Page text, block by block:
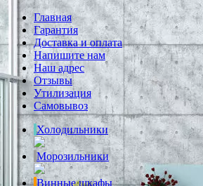
Главная
Гарантия
Доставка и оплата
Напишите нам
Наш адрес
Отзывы
Утилизация
Самовывоз
Холодильники
Морозильники
Винные шкафы